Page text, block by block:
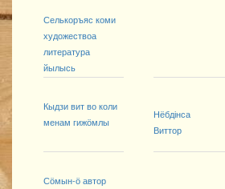
Селькоръяс коми
художествоа
литература
йылысь
Кыдзи вит во коли
менам гижӧмлы
Нёбдінса
Виттор
Сӧмын-ӧ автор